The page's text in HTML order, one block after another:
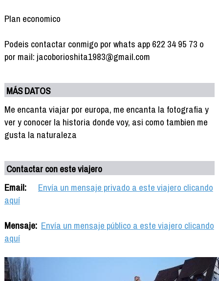
Plan economico
Podeis contactar conmigo por whats app 622 34 95 73 o
por mail: jacoborioshita1983@gmail.com
MÁS DATOS
Me encanta viajar por europa, me encanta la fotografia y
ver y conocer la historia donde voy, asi como tambien me
gusta la naturaleza
Contactar con este viajero
Email:
Envía un mensaje privado a este viajero clicando
aquí
Mensaje: Envía un mensaje público a este viajero clicando
aquí